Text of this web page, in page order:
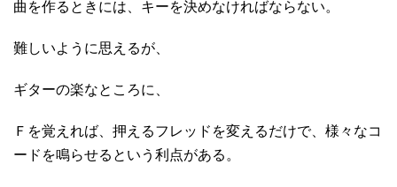
曲を作るときには、キーを決めなければならない。
難しいように思えるが、
ギターの楽なところに、
Ｆを覚えれば、押えるフレッドを変えるだけで、様々なコ
ードを鳴らせるという利点がある。